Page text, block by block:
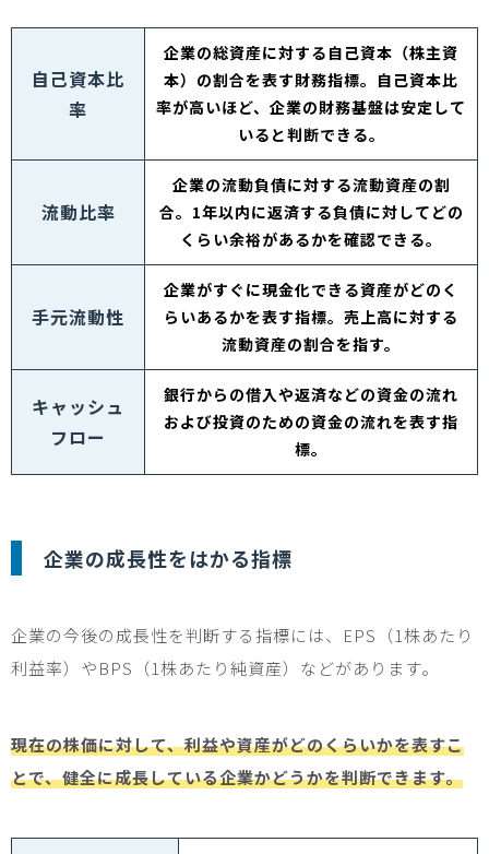
自己資本比
率
企業の総資産に対する自己資本（株主資
本）の割合を表す財務指標。自己資本比
率が高いほど、企業の財務基盤は安定して
いると判断できる。
流動比率
企業の流動負債に対する流動資産の割
合。1年以内に返済する負債に対してどの
くらい余裕があるかを確認できる。
手元流動性
企業がすぐに現金化できる資産がどのく
らいあるかを表す指標。売上高に対する
流動資産の割合を指す。
キャッシュ
フロー
銀行からの借入や返済などの資金の流れ
および投資のための資金の流れを表す指
標。
企業の成長性をはかる指標
企業の今後の成長性を判断する指標には、 EPS （1株あたり
利益率）やBPS （1株あたり純資産）などがあります。
現在の株価に対して、利益や資産がどのくらいかを表すこ
とで、健全に成長している企業かどうかを判断できます。